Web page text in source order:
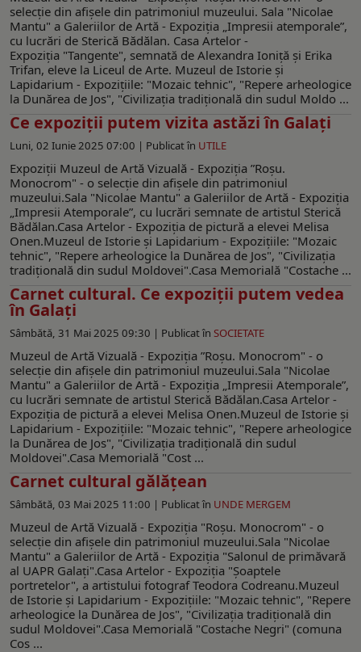
selecţie din afişele din patrimoniul muzeului. Sala "Nicolae
Mantu" a Galeriilor de Artă - Expoziția „Impresii atemporale”,
cu lucrări de Sterică Bădălan. Casa Artelor -
Expoziţia "Tangente", semnată de Alexandra Ioniță și Erika
Trifan, eleve la Liceul de Arte. Muzeul de Istorie şi
Lapidarium - Expoziţiile: "Mozaic tehnic", "Repere arheologice
la Dunărea de Jos", "Civilizația tradițională din sudul Moldo ...
Ce expoziții putem vizita astăzi în Galați
Luni, 02 Iunie 2025 07:00 | Publicat în UTILE
Expoziţii Muzeul de Artă Vizuală - Expoziţia ”Roşu.
Monocrom" - o selecţie din afişele din patrimoniul
muzeului.Sala "Nicolae Mantu" a Galeriilor de Artă - Expoziția
„Impresii Atemporale”, cu lucrări semnate de artistul Sterică
Bădălan.Casa Artelor - Expoziţia de pictură a elevei Melisa
Onen.Muzeul de Istorie şi Lapidarium - Expoziţiile: "Mozaic
tehnic", "Repere arheologice la Dunărea de Jos", "Civilizația
tradițională din sudul Moldovei".Casa Memorială "Costache ...
Carnet cultural. Ce expoziţii putem vedea
în Galaţi
Sâmbătă, 31 Mai 2025 09:30 | Publicat în SOCIETATE
Muzeul de Artă Vizuală - Expoziţia ”Roşu. Monocrom" - o
selecţie din afişele din patrimoniul muzeului.Sala "Nicolae
Mantu" a Galeriilor de Artă - Expoziția „Impresii Atemporale”,
cu lucrări semnate de artistul Sterică Bădălan.Casa Artelor -
Expoziţia de pictură a elevei Melisa Onen.Muzeul de Istorie şi
Lapidarium - Expoziţiile: "Mozaic tehnic", "Repere arheologice
la Dunărea de Jos", "Civilizația tradițională din sudul
Moldovei".Casa Memorială "Cost ...
Carnet cultural gălăţean
Sâmbătă, 03 Mai 2025 11:00 | Publicat în UNDE MERGEM
Muzeul de Artă Vizuală - Expoziţia "Roşu. Monocrom" - o
selecţie din afişele din patrimoniul muzeului.Sala "Nicolae
Mantu" a Galeriilor de Artă - Expoziţia "Salonul de primăvară
al UAPR Galaţi".Casa Artelor - Expoziţia "Şoaptele
portretelor", a artistului fotograf Teodora Codreanu.Muzeul
de Istorie şi Lapidarium - Expoziţiile: "Mozaic tehnic", "Repere
arheologice la Dunărea de Jos", "Civilizația tradițională din
sudul Moldovei".Casa Memorială "Costache Negri" (comuna
Cos ...